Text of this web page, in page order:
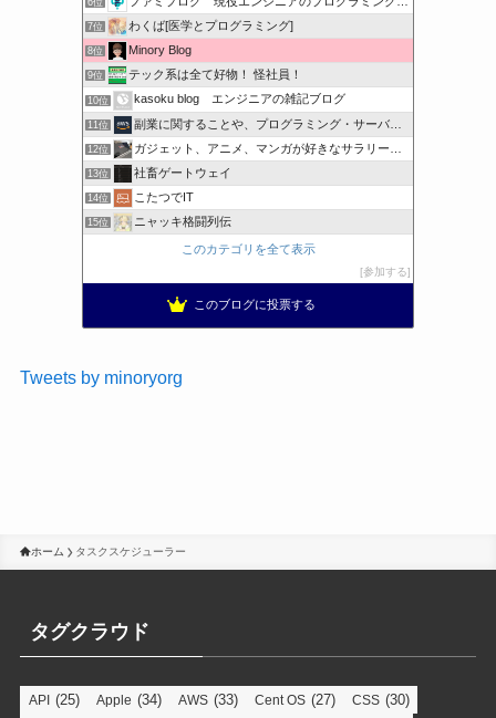
6位
7位 わくば[医学とプログラミング]
8位 Minory Blog
9位 テック系は全て好物！ 怪社員！
10位 kasoku blog エンジニアの雑記ブログ
11位 副業に関することや、プログラミング・サーバー関係
12位 ガジェット、アニメ、マンガが好きなサラリーマンブログです。
13位 社畜ゲートウェイ
14位 こたつでIT
15位 ニャッキ格闘列伝
このカテゴリを全て表示
参加する
このブログに投票する
Tweets by minoryorg
ホーム タスクスケジューラー
タグクラウド
API (25) Apple (34) AWS (33) Cent OS (27) CSS (30)